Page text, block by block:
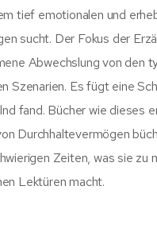
tief emotionalen und
sucht. Der Fokus der
Abwechslung von den
Szenarien. Es fügt eine
fand. Bücher wie dieses
Durchhaltevermögen
Zeiten, was sie zu
Lektüren macht.